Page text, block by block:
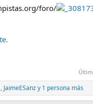
foro/
, JaimeESanzy 1 persona más